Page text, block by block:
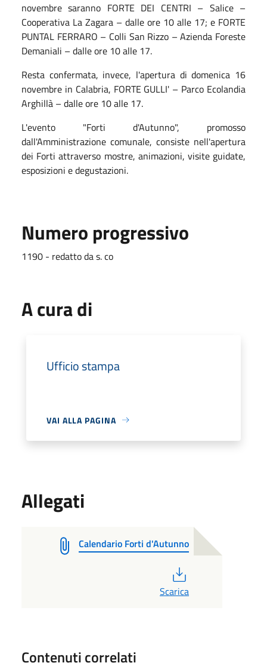
novembre saranno FORTE DEI CENTRI – Salice –
Cooperativa La Zagara – dalle ore 10 alle 17; e FORTE
PUNTAL FERRARO – Colli San Rizzo – Azienda Foreste
Demaniali – dalle ore 10 alle 17.
Resta confermata, invece, l'apertura di domenica 16
novembre in Calabria, FORTE GULLI' – Parco Ecolandia
Arghillà – dalle ore 10 alle 17.
L'evento "Forti d'Autunno", promosso
dall'Amministrazione comunale, consiste nell'apertura
dei Forti attraverso mostre, animazioni, visite guidate,
esposizioni e degustazioni.
Numero progressivo
1190 - redatto da s. co
A cura di
Ufficio stampa
VAI ALLA PAGINA
Allegati
Calendario Forti d'Autunno
Scarica
Contenuti correlati